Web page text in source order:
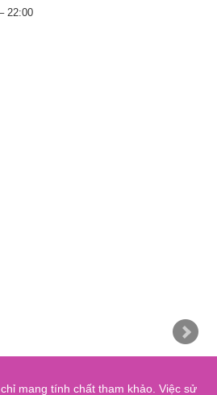
22:00
mang tính chất tham khảo. Việc sử